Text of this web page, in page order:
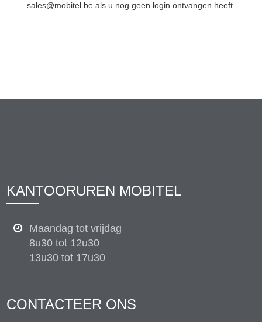
sales@mobitel.be als u nog geen login ontvangen heeft.
KANTOORUREN MOBITEL
Maandag tot vrijdag
8u30 tot 12u30
13u30 tot 17u30
CONTACTEER ONS